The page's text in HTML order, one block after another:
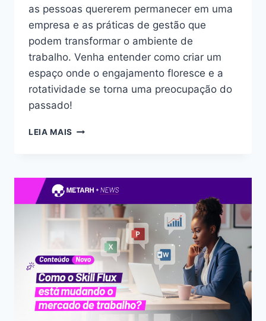
as pessoas quererem permanecer em uma
empresa e as práticas de gestão que
podem transformar o ambiente de
trabalho. Venha entender como criar um
espaço onde o engajamento floresce e a
rotatividade se torna uma preocupação do
passado!
LEIA MAIS